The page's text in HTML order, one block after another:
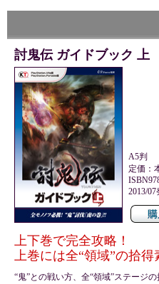
討鬼伝 ガイドブック 上
A5判
定価：
2013/07
上下巻で完全攻略！
上巻には全“領域”の拾
“鬼”との戦い方、全“領域”ステージ